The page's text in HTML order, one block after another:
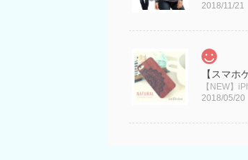
2018/11/21
2018/05/20